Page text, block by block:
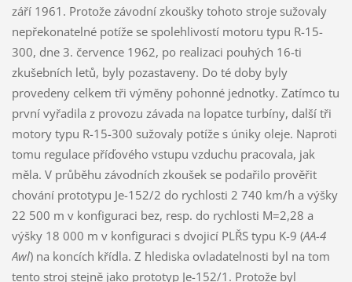
září 1961. Protože závodní zkoušky tohoto stroje sužovaly
nepřekonatelné potíže se spolehlivostí motoru typu R-15-
300, dne 3. července 1962, po realizaci pouhých 16-ti
zkušebních letů, byly pozastaveny. Do té doby byly
provedeny celkem tři výměny pohonné jednotky. Zatímco tu
první vyřadila z provozu závada na lopatce turbíny, další tři
motory typu R-15-300 sužovaly potíže s úniky oleje. Naproti
tomu regulace příďového vstupu vzduchu pracovala, jak
měla. V průběhu závodních zkoušek se podařilo prověřit
chování prototypu Je-152/2 do rychlosti 2 740 km/h a výšky
22 500 m v konfiguraci bez, resp. do rychlosti M=2,28 a
výšky 18 000 m v konfiguraci s dvojicí PLŘS typu K-9 (AA-4
Awl) na koncích křídla. Z hlediska ovladatelnosti byl na tom
tento stroj stejně jako prototyp Je-152/1. Protože byl